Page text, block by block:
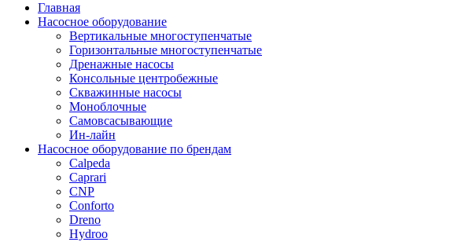
Главная
Насосное оборудование
Вертикальные многоступенчатые
Горизонтальные многоступенчатые
Дренажные насосы
Консольные центробежные
Скважинные насосы
Моноблочные
Самовсасывающие
Ин-лайн
Насосное оборудование по брендам
Calpeda
Caprari
CNP
Conforto
Dreno
Hydroo